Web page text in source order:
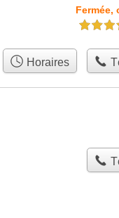
Fermée,
5,0
Horaires